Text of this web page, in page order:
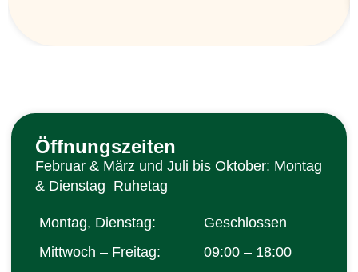
Öffnungszeiten
Februar & März und Juli bis Oktober: Montag
& Dienstag Ruhetag
Montag, Dienstag:
Geschlossen
Mittwoch – Freitag:
09:00 – 18:00